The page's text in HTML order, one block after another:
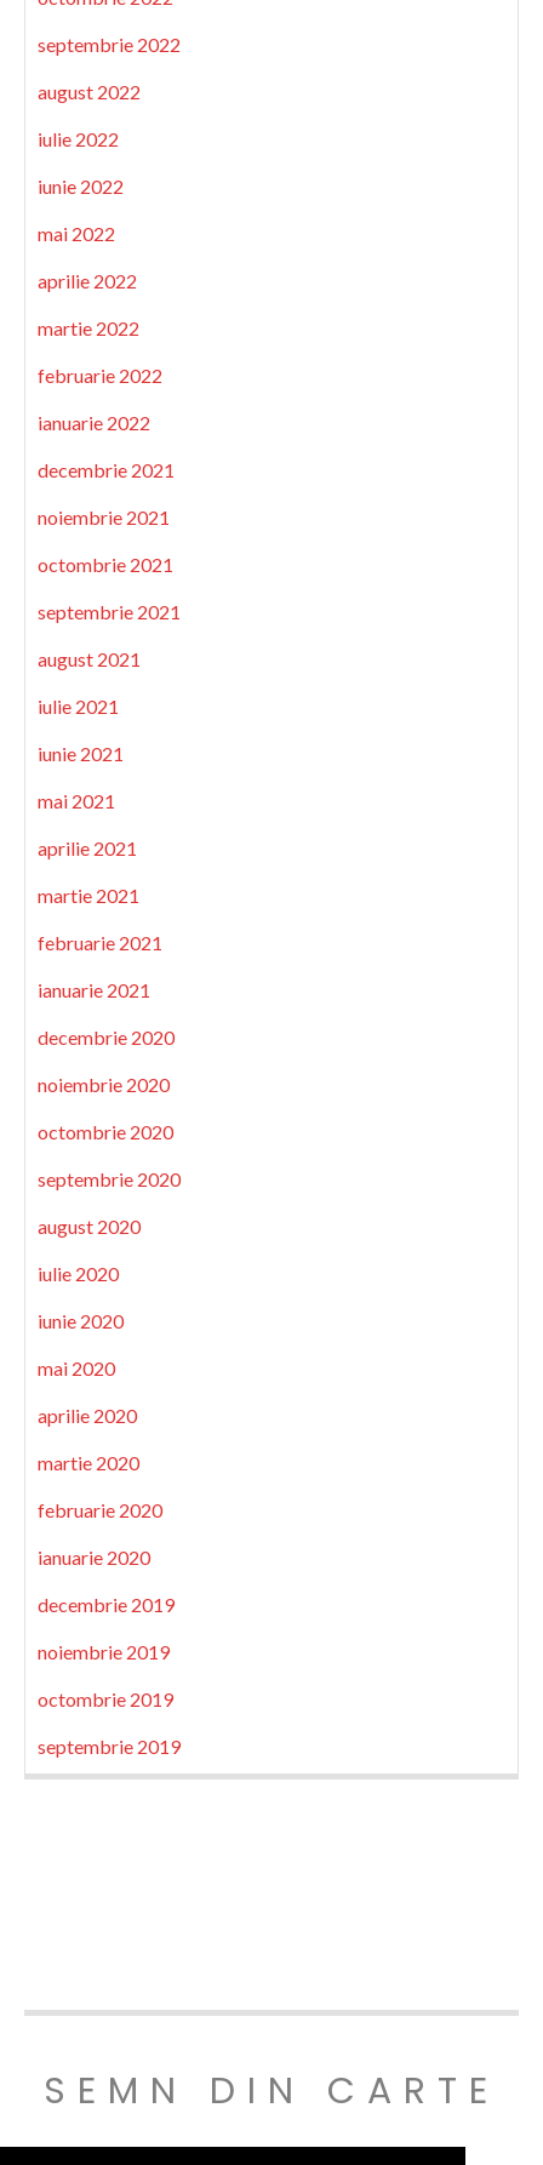
septembrie 2022
august 2022
iulie 2022
iunie 2022
mai 2022
aprilie 2022
martie 2022
februarie 2022
ianuarie 2022
decembrie 2021
noiembrie 2021
octombrie 2021
septembrie 2021
august 2021
iulie 2021
iunie 2021
mai 2021
aprilie 2021
martie 2021
februarie 2021
ianuarie 2021
decembrie 2020
noiembrie 2020
octombrie 2020
septembrie 2020
august 2020
iulie 2020
iunie 2020
mai 2020
aprilie 2020
martie 2020
februarie 2020
ianuarie 2020
decembrie 2019
noiembrie 2019
octombrie 2019
septembrie 2019
SEMN DIN CARTE